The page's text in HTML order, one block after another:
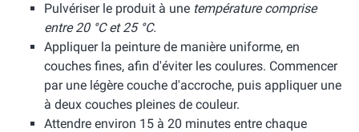
Pulvériser le produit à une température comprise
entre 20 °C et 25 °C.
Appliquer la peinture de manière uniforme, en
couches fines, afin d'éviter les coulures. Commencer
par une légère couche d'accroche, puis appliquer une
à deux couches pleines de couleur.
Attendre environ 15 à 20 minutes entre chaque